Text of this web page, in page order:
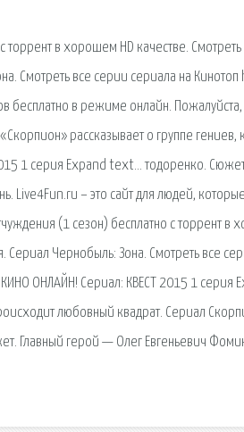
в хорошем HD качестве.
Смотреть все серии сериала на
бесплатно в режиме онлайн. Пожалуйста,
рассказывает о группе
1 серия Expand text… тодоренко.
– это сайт для людей,
(1 сезон) бесплатно c торрент в
Чернобыль: Зона. Смотреть все
ОНЛАЙН! Сериал: КВЕСТ 2015 1 серия
любовный квадрат. Сериал
Главный герой — Олег Евгеньевич